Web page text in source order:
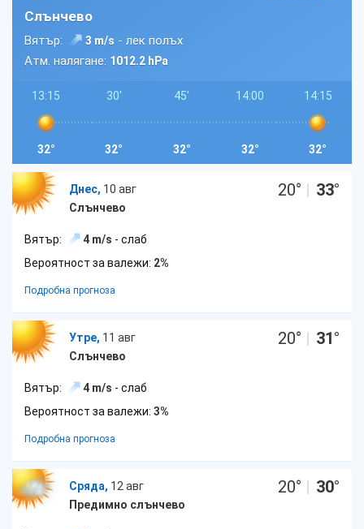
Слънчево
Вятър: 3 m/s - лек полъх
Атм. налягане: 1012.2 hPa
13:15
32°
30'
32°
45'
32°
14:00
32°
14:15
32°
Днес, 10 авг
Слънчево
20° | 33°
Вятър: 4 m/s - слаб
Вероятност за валежи: 2%
Подробна прогноза
Утре, 11 авг
Слънчево
20° | 31°
Вятър: 4 m/s - слаб
Вероятност за валежи: 3%
Подробна прогноза
Сряда, 12 авг
Предимно слънчево
20° | 30°